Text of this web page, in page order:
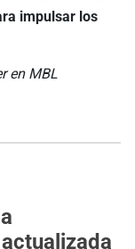
impulsar los
en MBL